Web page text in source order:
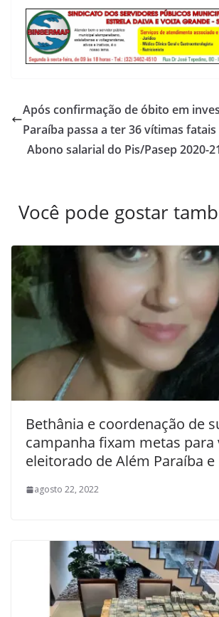
Após confirmação de óbito em
Paraíba passa a ter 36 vítimas
Abono salarial do Pis/Pasep 2020-
Você pode gostar
Bethânia e coordenação de
campanha fixam metas para
eleitorado de Além Paraíba e
agosto 22, 2022